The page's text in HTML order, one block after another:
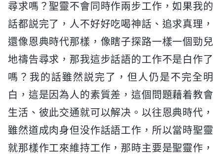
尋求嗎？聖靈不會同時作兩步工作，如果我的
話都説完了，人不好好吃喝神話、追求真理，
還像恩典時代那樣，像瞎子探路一樣一個勁兒
地禱告尋求，那我這步話語的工作不是白作了
嗎？我的話雖然説完了，但人仍是不完全明
白，這是因為人的素質差，這個問題藉着教會
生活、彼此交通就可以解决。以往恩典時代，
雖然道成肉身但没作話語工作，所以當時聖靈
就那樣作工來維持工作，那時主要是聖靈作，